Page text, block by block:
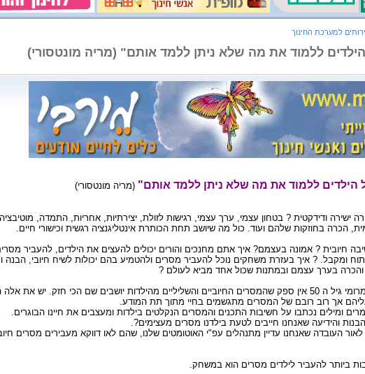
למערכת החינוך
ללמוד את מה שלא ניתן ללמד אותם" (מריה מונטסורי)
ללמוד את מה שלא ניתן ללמד אותם" (מריה מונטסורי)
ישירה ודידקטית ? בטחון עצמי, ערך עצמי, רגישות לזולת, יצירתיות, אחריות, התמדה,
הכרה בחוזקות שלהם ועוד. כול מה שיושב תחת הכותרת אינטליגנציה רגשית וכישורי חיים.
חיובית ? אמונה בעצמם? איך אתם מחנכים והורים יכולים להעצים את הילדים, להעביר
ומקבל. ? איך בעזרת משחקים נוכל להעביר מסרים ולהטמיע בהם יכולות לשיח חיובי, הבנה
בערך עצמם ובמתנות שכול אחד מביא לעולם ?
כשאני מסתכלת על עצמי ממרומי גיל ה 50 אין ספק שהמסרים החיוביים והשליליים מהילדות יושבים שם הכי חזק. יש את
אך רוב רובם של המסרים מתגשמים בחיי מתוך תת המודע.
ומילים נכתבו על חשיבות התכנים והמסרים הנקלטים בילדות ומעצבים את חיינו הבוגרים.
והידיעה שאנחנו חייבים לטעת בילדנו מסרים מעצימים?.
העובדה שאנחנו עדיין מתנהלים עפ"י האוטומטים שלנו, שהם לאו דווקא מעבירים מסרים
ביותר להעביר לילדים מסרים הוא במשחק.